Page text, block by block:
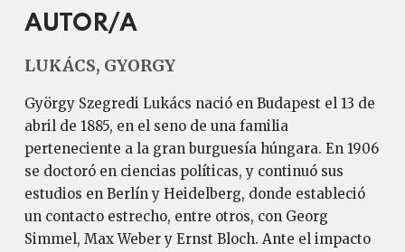
AUTOR/A
LUKÁCS, GYORGY
György Szegredi Lukács nació en Budapest el 13 de
abril de 1885, en el seno de una familia
perteneciente a la gran burguesía húngara. En 1906
se doctoró en ciencias políticas, y continuó sus
estudios en Berlín y Heidelberg, donde estableció
un contacto estrecho, entre otros, con Georg
Simmel, Max Weber y Ernst Bloch. Ante el impacto